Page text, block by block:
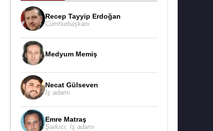
Recep Tayyip Erdoğan
Cumhurbaşkanı
Medyum Memiş
Necat Gülseven
İş adamı
Emre Matraş
Şarkıcı İş adamı